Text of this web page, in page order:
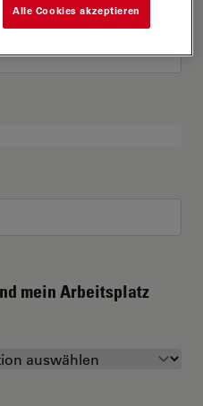
mein Arbeitsplatz
Alle Cookies akzeptieren